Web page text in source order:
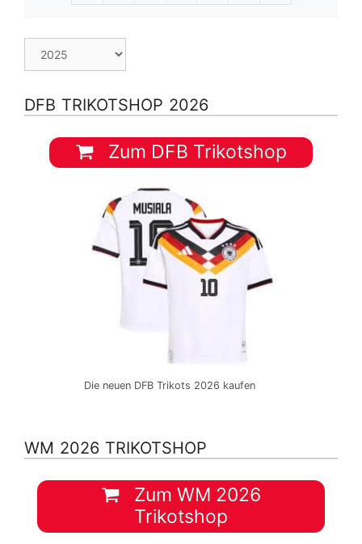
DFB TRIKOTSHOP 2026
Zum DFB Trikotshop
Die neuen DFB Trikots 2026 kaufen
WM 2026 TRIKOTSHOP
Zum WM 2026
Trikotshop